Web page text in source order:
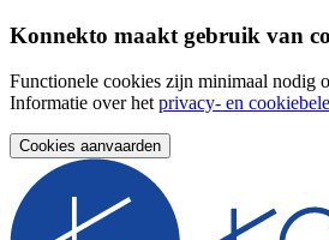
Konnekto maakt gebruik van
Functionele cookies zijn minimaal nodig
Informatie over hetprivacy- en
Cookies aanvaarden